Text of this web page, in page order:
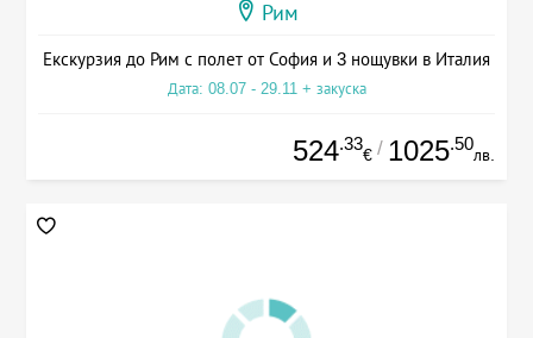
Рим
Екскурзия до Рим с полет от София и 3 нощувки в Италия
Дата: 08.07 - 29.11 + закуска
524.33
€ / 1025.50
лв.